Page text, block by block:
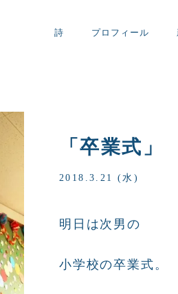
詩 プロフィール
「卒業式」
2018.3.21 (水)
明日は次男の
小学校の卒業式。